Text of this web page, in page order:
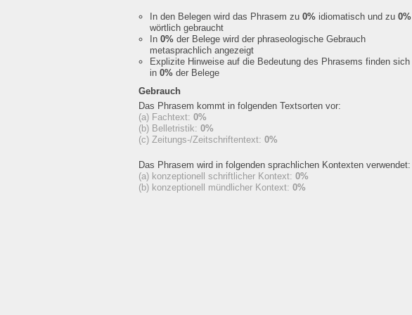
In den Belegen wird das Phrasem zu 0% idiomatisch und zu 0%
wörtlich gebraucht
In 0% der Belege wird der phraseologische Gebrauch
metasprachlich angezeigt
Explizite Hinweise auf die Bedeutung des Phrasems finden sich
in 0% der Belege
Gebrauch
Das Phrasem kommt in folgenden Textsorten vor:
(a) Fachtext: 0%
(b) Belletristik: 0%
(c) Zeitungs-/Zeitschriftentext: 0%
Das Phrasem wird in folgenden sprachlichen Kontexten verwendet:
(a) konzeptionell schriftlicher Kontext: 0%
(b) konzeptionell mündlicher Kontext: 0%